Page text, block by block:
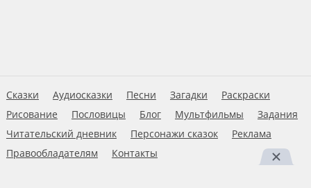
Сказки Аудиосказки Песни Загадки
Раскраски
Рисование
Пословицы Блог Мультфильмы
Задания
Читательский дневник
Персонажи сказок
Реклама
Правообладателям
Контакты